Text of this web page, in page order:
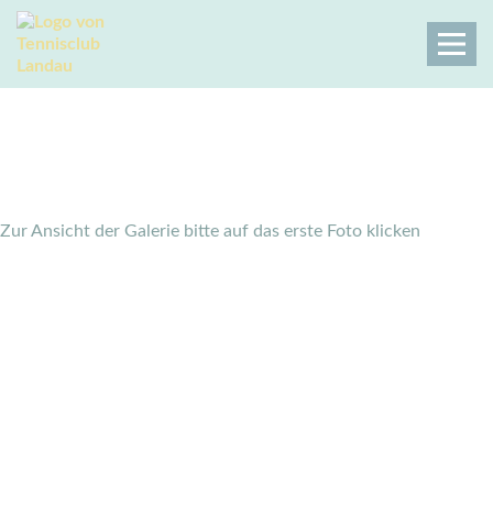
Zur Ansicht der Galerie bitte auf das erste Foto klicken